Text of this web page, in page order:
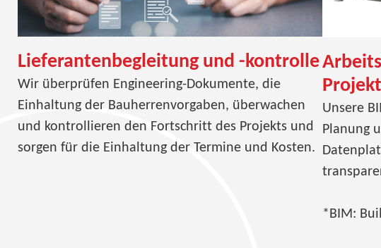
Lieferantenbegleitung und -kontrolle
Wir überprüfen Engineering-Dokumente, die
Einhaltung der Bauherrenvorgaben, überwachen
und kontrollieren den Fortschritt des Projekts und
sorgen für die Einhaltung der Termine und Kosten.
Unsere
Planung
*BIM: